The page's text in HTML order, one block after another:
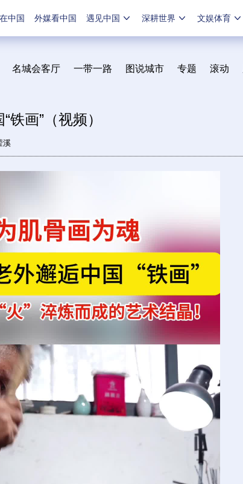
中国 外媒看中国 遇见中国 深耕世界 文娱体育
名城会客厅 一带一路 图说城市 专题 滚动
铁画”（视频）
溪